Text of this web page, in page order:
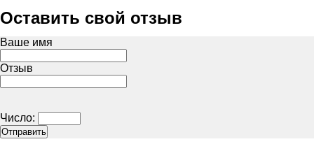
Оставить свой отзыв
Ваше имя
Отзыв
Число: